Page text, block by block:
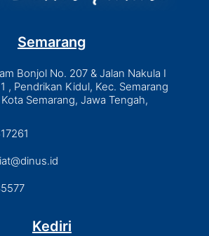
Semarang
Bonjol No. 207 & Jalan Nakula I
, Pendrikan Kidul, Kec. Semarang
Semarang, Jawa Tengah,
Kediri